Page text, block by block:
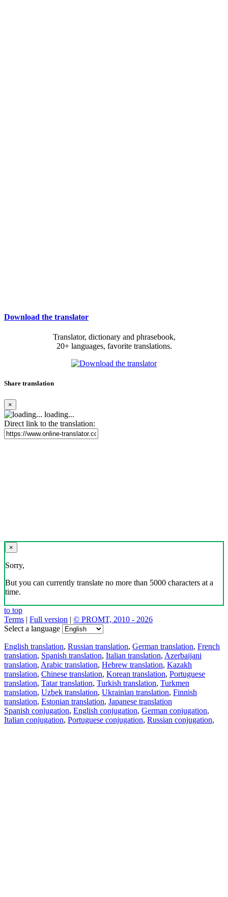
Download the translator
Translator, dictionary and phrasebook,
20+ languages, favorite translations.
Share translation
×
loading...
Direct link to the translation:
×
Sorry,
But you can currently translate no more than 5000 characters at a
time.
to top
Terms | Full version | © PROMT, 2010 - 2026
Select a language
English translation, Russian translation, German translation, French
translation, Spanish translation, Italian translation, Azerbaijani
translation, Arabic translation, Hebrew translation, Kazakh
translation, Chinese translation, Korean translation, Portuguese
translation, Tatar translation, Turkish translation, Turkmen
translation, Uzbek translation, Ukrainian translation, Finnish
translation, Estonian translation, Japanese translation
Spanish conjugation, English conjugation, German conjugation,
Italian conjugation, Portuguese conjugation, Russian conjugation,